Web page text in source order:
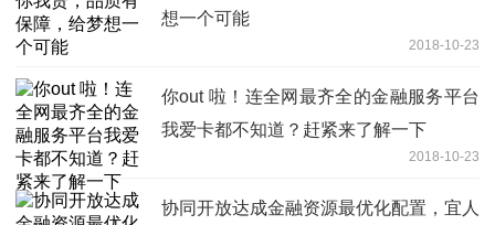
想一个可能
2018-10-23
你out 啦！连全网最齐全的金融服务平台
我爱卡都不知道？赶紧来了解一下
2018-10-23
协同开放达成金融资源最优化配置，宜人